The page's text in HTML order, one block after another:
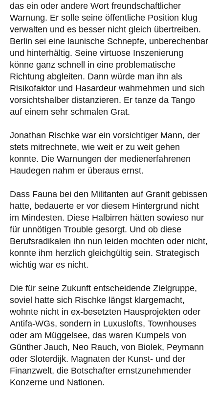
das ein oder andere Wort freundschaftlicher
Warnung. Er solle seine öffentliche Position klug
verwalten und es besser nicht gleich übertreiben.
Berlin sei eine launische Schnepfe, unberechenbar
und hinterhältig. Seine virtuose Inszenierung
könne ganz schnell in eine problematische
Richtung abgleiten. Dann würde man ihn als
Risikofaktor und Hasardeur wahrnehmen und sich
vorsichtshalber distanzieren. Er tanze da Tango
auf einem sehr schmalen Grat.
Jonathan Rischke war ein vorsichtiger Mann, der
stets mitrechnete, wie weit er zu weit gehen
konnte. Die Warnungen der medienerfahrenen
Haudegen nahm er überaus ernst.
Dass Fauna bei den Militanten auf Granit gebissen
hatte, bedauerte er vor diesem Hintergrund nicht
im Mindesten. Diese Halbirren hätten sowieso nur
für unnötigen Trouble gesorgt. Und ob diese
Berufsradikalen ihn nun leiden mochten oder nicht,
konnte ihm herzlich gleichgültig sein. Strategisch
wichtig war es nicht.
Die für seine Zukunft entscheidende Zielgruppe,
soviel hatte sich Rischke längst klargemacht,
wohnte nicht in ex-besetzten Hausprojekten oder
Antifa-WGs, sondern in Luxuslofts, Townhouses
oder am Müggelsee, das waren Kumpels von
Günther Jauch, Neo Rauch, von Biolek, Peymann
oder Sloterdijk. Magnaten der Kunst- und der
Finanzwelt, die Botschafter ernstzunehmender
Konzerne und Nationen.